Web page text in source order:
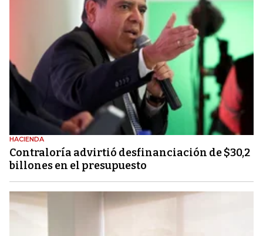
HACIENDA
Contraloría advirtió desfinanciación de $30,2
billones en el presupuesto